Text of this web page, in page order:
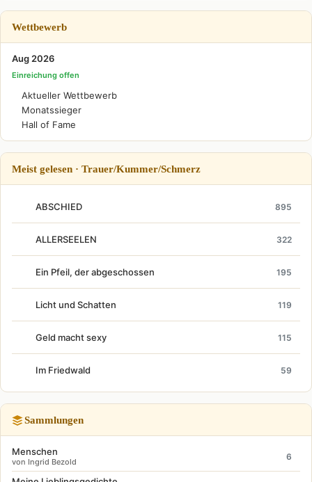
Wettbewerb
Aug 2026
Einreichung offen
Aktueller Wettbewerb
Monatssieger
Hall of Fame
Meist gelesen · Trauer/Kummer/Schmerz
ABSCHIED 895
ALLERSEELEN 322
Ein Pfeil, der abgeschossen 195
Licht und Schatten 119
Geld macht sexy 115
Im Friedwald 59
Sammlungen
Menschen
von Ingrid Bezold
6